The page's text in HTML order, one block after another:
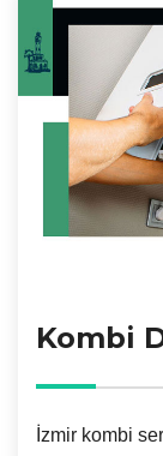
Kombi
İzmir kombi